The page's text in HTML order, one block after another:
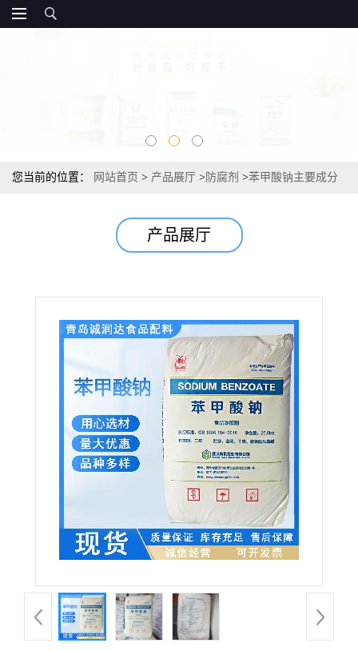
您当前的位置： 网站首页 > 产品展厅 > 防腐剂 >苯甲酸钠主要成分
产品展厅